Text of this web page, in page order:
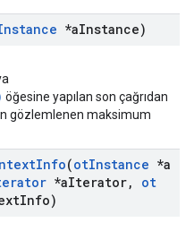
*aInstance)
öğesine yapılan son çağrıdan
gözlemlenen maksimum
Info(otInstance *a
*aIterator,
ot
Info)